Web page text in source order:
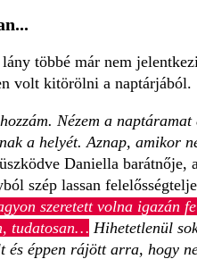
többé már nem
volt kitörölni a naptárjából.
Nézem a naptáramat
a helyét. Aznap, amikor
Daniella barátnője,
szép lassan
szeretett volna igazán
tudatosan… Hihetetlenül
és éppen rájött arra, hogy